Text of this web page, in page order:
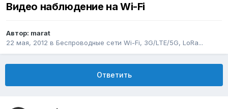
Видео наблюдение на Wi-Fi
Автор: marat
22 мая, 2012 в Беспроводные сети Wi-Fi, 3G/LTE/5G, LoRa...
Ответить